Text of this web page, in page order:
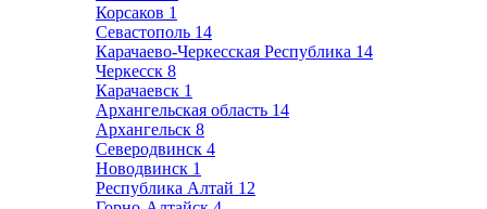
Корсаков 1
Севастополь 14
Карачаево-Черкесская Республика 14
Черкесск 8
Карачаевск 1
Архангельская область 14
Архангельск 8
Северодвинск 4
Новодвинск 1
Республика Алтай 12